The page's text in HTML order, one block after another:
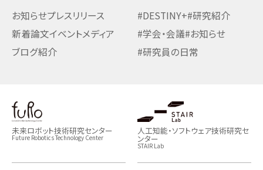
お知らせプレスリリース
新着論文イベントメディア
ブログ紹介
#DESTINY+#研究紹介
#学会・会議#お知らせ
#研究員の日常
未来ロボット技術研究センター
Future Robotics Technology Center
人工知能・ソフトウェア技術研究セ
ンター
STAIR Lab